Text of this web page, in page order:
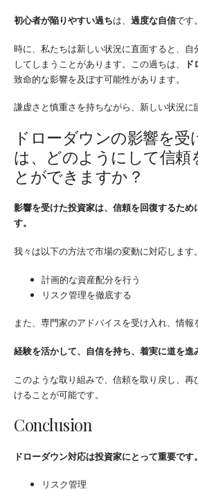
初心者が陥りやすい過ちは、 過度な自信です。
時に、私たちは新しい状況に直面すると、自
してしまうことがあります。この過ちは、
致命的な影響を及ぼす可能性があります。
謙虚さと慎重さを持ちながら、新しい状況に
ドローダウンの影響を受
は、どのようにして信頼
とができますか？
影響を受けた投資家は、信頼を回復するため
す。
我々は以下の方法で市場の変動に対応します。
計画的な資産配分を行う
リスク管理を徹底する
また、専門家のアドバイスを受け入れ、情報
経験を活かして、自信を持ち、着実に道を進
このような取り組みで、信頼を取り戻し、
けることが可能です。
Conclusion
ドローダウン対応は投資家にとって重要です。
リスク管理